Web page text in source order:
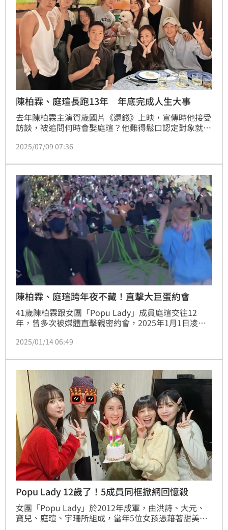
陳柏霖、庭瑄長跑13年 年底完成人生大事
去年陳柏霖主演賀歲國片《還錢》上映，宣傳時他接受
訪談，被追問何時會娶庭瑄？他難得鬆口認定對象就是
月，終於有點眉目了。
2025/07/09 07:36
陳柏霖、庭瑄跨年夜不藏！直擊大巨蛋約會
41歲陳柏霖跟女團「Popu Lady」成員庭瑄交往12
年，曾多次被媒體直擊親密約會，2025年1月1日凌晨
北大巨蛋朝聖歌壇天后張惠妹演唱會，兩人還在B2後
常開心。
2025/01/14 06:49
Popu Lady 12歲了！5成員同框掀網回憶殺
女團「Popu Lady」於2012年成軍，由洪詩、大元、
寶兒、庭瑄、宇珊所組成，當年5位女孩憑藉著甜美可